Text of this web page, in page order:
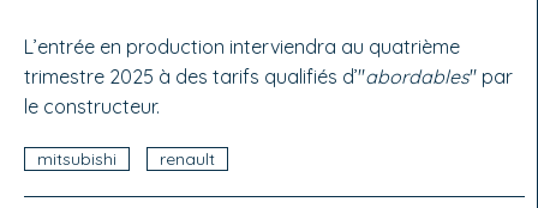
L’entrée en production interviendra au quatrième
trimestre 2025 à des tarifs qualifiés d’"abordables" par
le constructeur.
mitsubishi renault